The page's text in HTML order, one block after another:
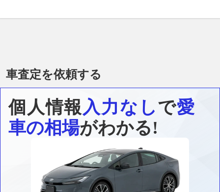
車査定を依頼する
個人情報 入力なしで愛
車の相場がわかる!